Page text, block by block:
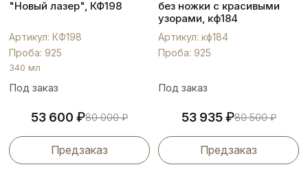
"Новый лазер", КФ198
Артикул: КФ198
Проба: 925
340 мл
Под заказ
53 600 ₽80 000₽
Предзаказ
без ножки с красивыми
узорами, кф184
Артикул: кф184
Проба: 925
Под заказ
53 935₽80 500₽
Предзаказ